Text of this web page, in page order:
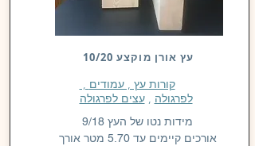
עץ אורן מוקצע 10/20
, קורות עץ , עמודים
לפרגולה ,עצים לפרגולה
מידות נטו של העץ 9/18
אורכים קיימים עד 5.70 מטר אורך